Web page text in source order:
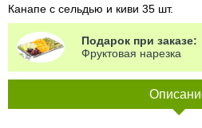
Канапе с сельдью и киви 35 шт.
Подарок при заказе:
Фруктовая нарезка